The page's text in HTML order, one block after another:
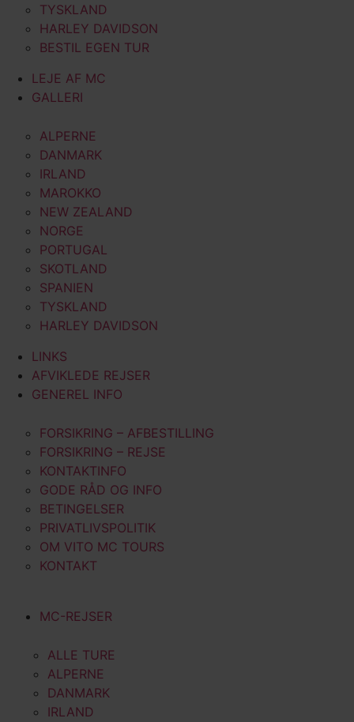
TYSKLAND
HARLEY DAVIDSON
BESTIL EGEN TUR
LEJE AF MC
GALLERI
ALPERNE
DANMARK
IRLAND
MAROKKO
NEW ZEALAND
NORGE
PORTUGAL
SKOTLAND
SPANIEN
TYSKLAND
HARLEY DAVIDSON
LINKS
AFVIKLEDE REJSER
GENEREL INFO
FORSIKRING – AFBESTILLING
FORSIKRING – REJSE
KONTAKTINFO
GODE RÅD OG INFO
BETINGELSER
PRIVATLIVSPOLITIK
OM VITO MC TOURS
KONTAKT
MC-REJSER
ALLE TURE
ALPERNE
DANMARK
IRLAND